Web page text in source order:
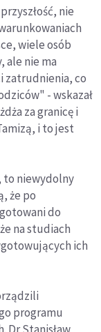
nie
wiele osób
ale nie ma
zatrudnienia, co
- wskazał
za granicę i
i to jest
to niewydolny
że po
do
na studiach
ich
programu